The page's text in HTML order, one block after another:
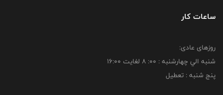
ساعات کار
روزهای عادی:
شنبه الي چهارشنبه : 00: 8 لغايت 16:00
پنج شنبه : تعطیل